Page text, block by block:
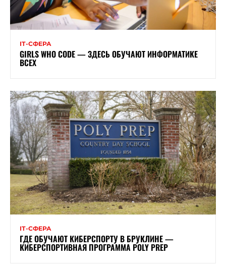
ІТ-СФЕРА
GIRLS WHO CODE — ЗДЕСЬ ОБУЧАЮТ ИНФОРМАТИКЕ
ВСЕХ
ІТ-СФЕРА
ГДЕ ОБУЧАЮТ КИБЕРСПОРТУ В БРУКЛИНЕ —
КИБЕРСПОРТИВНАЯ ПРОГРАММА POLY PREP